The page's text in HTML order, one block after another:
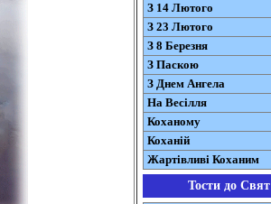
З 14 Лютого
З 23 Лютого
З 8 Березня
З Паскою
З Днем Ангела
На Весілля
Коханому
Коханій
Жартівливі Коханим
Тости до Свят